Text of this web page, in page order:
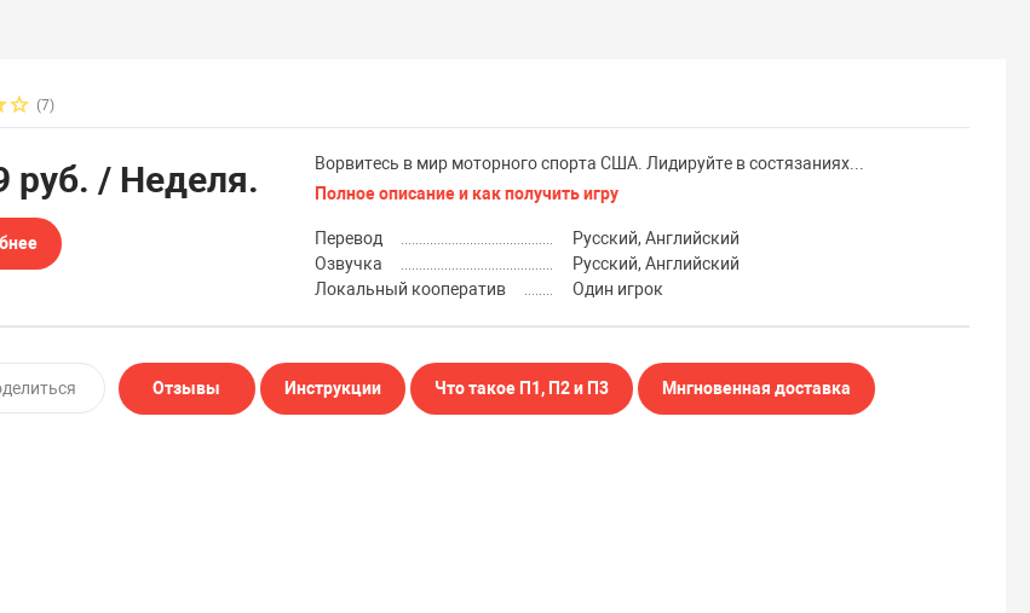
(7)
руб. / Неделя.
Ворвитесь в мир моторного спорта США. Лидируйте в состязаниях...
Полное описание и как получить игру
Перевод
Русский, Английский
Озвучка
Русский, Английский
Локальный кооператив
Один игрок
Отзывы Инструкции Что такое П1, П2 и П3 Мнгновенная доставка